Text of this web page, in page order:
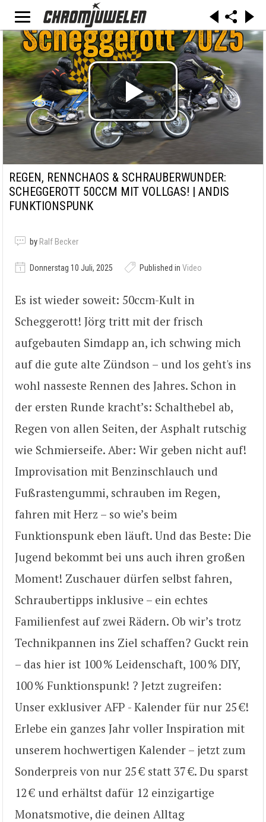
REGEN, RENNCHAOS & SCHRAUBERWUNDER:
SCHEGGEROTT 50CCM MIT VOLLGAS! | ANDIS
FUNKTIONSPUNK
by Ralf Becker
Donnerstag 10 Juli, 2025 Published in Video
Es ist wieder soweit: 50ccm-Kult in
Scheggerott! Jörg tritt mit der frisch
aufgebauten Simdapp an, ich schwing mich
auf die gute alte Zündson – und los geht's ins
wohl nasseste Rennen des Jahres. Schon in
der ersten Runde kracht’s: Schalthebel ab,
Regen von allen Seiten, der Asphalt rutschig
wie Schmierseife. Aber: Wir geben nicht auf!
Improvisation mit Benzinschlauch und
Fußrastengummi, schrauben im Regen,
fahren mit Herz – so wie’s beim
Funktionspunk eben läuft. Und das Beste: Die
Jugend bekommt bei uns auch ihren großen
Moment! Zuschauer dürfen selbst fahren,
Schraubertipps inklusive – ein echtes
Familienfest auf zwei Rädern. Ob wir’s trotz
Technikpannen ins Ziel schaffen? Guckt rein
– das hier ist 100 % Leidenschaft, 100 % DIY,
100 % Funktionspunk! ?️ Jetzt zugreifen:
Unser exklusiver AFP - Kalender für nur 25 €!
Erlebe ein ganzes Jahr voller Inspiration mit
unserem hochwertigen Kalender – jetzt zum
Sonderpreis von nur 25 € statt 37 €. Du sparst
12 € und erhältst dafür 12 einzigartige
Monatsmotive, die deinen Alltag